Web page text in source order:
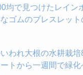
均で見つけたレイン
ゴムのブレスレット
われ大根の水耕栽
トから一週間で緑化